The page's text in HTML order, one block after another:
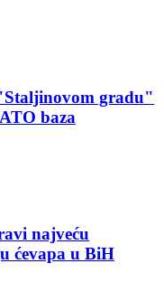
gradu"
baza
najveću
ćevapa u BiH